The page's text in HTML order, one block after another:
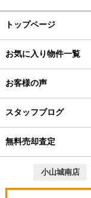
トップページ
お気に入り物件一覧
お客様の声
スタッフブログ
無料売却査定
小山城南店